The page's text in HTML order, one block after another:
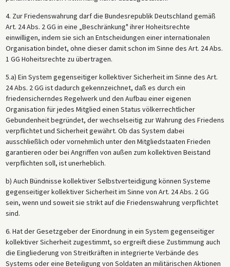
4. Zur Friedenswahrung darf die Bundesrepublik Deutschland gemäß
Art. 24 Abs. 2 GG in eine „Beschränkung" ihrer Hoheitsrechte
einwilligen, indem sie sich an Entscheidungen einer internationalen
Organisation bindet, ohne dieser damit schon im Sinne des Art. 24 Abs.
1 GG Hoheitsrechte zu übertragen.
5.a) Ein System gegenseitiger kollektiver Sicherheit im Sinne des Art.
24 Abs. 2 GG ist dadurch gekennzeichnet, daß es durch ein
friedensicherndes Regelwerk und den Aufbau einer eigenen
Organisation für jedes Mitglied einen Status völkerrechtlicher
Gebundenheit begründet, der wechselseitig zur Wahrung des Friedens
verpflichtet und Sicherheit gewährt. Ob das System dabei
ausschließlich oder vornehmlich unter den Mitgliedstaaten Frieden
garantieren oder bei Angriffen von außen zum kollektiven Beistand
verpflichten soll, ist unerheblich.
b) Auch Bündnisse kollektiver Selbstverteidigung können Systeme
gegenseitiger kollektiver Sicherheit im Sinne von Art. 24 Abs. 2 GG
sein, wenn und soweit sie strikt auf die Friedenswahrung verpflichtet
sind.
6. Hat der Gesetzgeber der Einordnung in ein System gegenseitiger
kollektiver Sicherheit zugestimmt, so ergreift diese Zustimmung auch
die Eingliederung von Streitkräften in integrierte Verbände des
Systems oder eine Beteiligung von Soldaten an militärischen Aktionen